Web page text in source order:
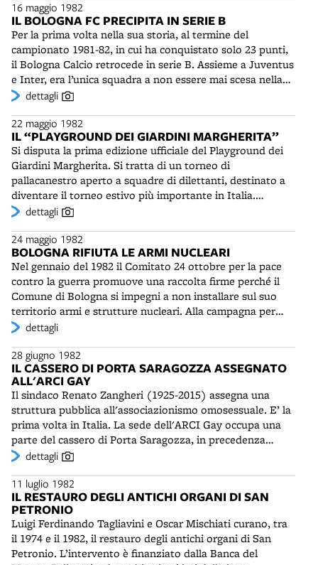
dopo l'approvazione della legge n. 765 del 1964, che
vietava nuovi contratti mezzadrili. Nel 1970 la superficie
a mezzadria era al 13,8%. Nel 1990, con solo l'1%, la
forma di conduzione mezzadrile sarà praticamente
estinta. Per converso, in quell'anno, il 78,6% dei terreni in
Emilia-Romagna saranno nelle mani della proprietà
coltivatrice.
Muti (1941- ) a Giuseppe Sinopoli (1946-2001). Dal 1989
la presidenza dell'Associazione Bologna Festival sarà
tenuta dal notaio Federico Stame (1936- ).
16 maggio 1982
IL BOLOGNA FC PRECIPITA IN SERIE B
Per la prima volta nella sua storia, al termine del
campionato 1981-82, in cui ha conquistato solo 23 punti,
il Bologna Calcio retrocede in serie B. Assieme a Juventus
e Inter, era l’unica squadra a non essere mai scesa nella
serie cadetta. L’unica nota positiva di un’annata
talento, Roberto Mancini, già in goal alla sua quarta
uscita. L’anno seguente Mancini sarà venduto alla
Sampdoria e la squadra scenderà addirittura in serie C1,
con le dimissioni del presidente Frabbetti e nonostante
gli sforzi dell’allenatore Cesarino Cervellati (1930-2018)
ex giocatore rossoblu dal 1948 al 1962.
dettagli
22 maggio 1982
IL “PLAYGROUND DEI GIARDINI MARGHERITA”
Si disputa la prima edizione ufficiale del Playground dei
Giardini Margherita. Si tratta di un torneo di
pallacanestro aperto a squadre di dilettanti, destinato a
diventare il torneo estivo più importante in Italia.
Giocano sedici squadre e in campo vanno cinque
americana. Nel tempo Il torneo dei Giardini ospiterà
giovani promettenti e giocatori professionisti - di serie A,
della Nazionale e persino alcuni campioni d’Oltreoceano,
come il “mitico” Sugar Ray Richardson - fungendo da
notevole strumento promozionale per il basket
bolognese. Bologna è “Basket City” non solo per la Virtus
e la Fortitudo, ma anche per la larga base di giovani
praticanti nei tanti campi delle parrocchie e delle
associazioni sportive di periferia.
dettagli
24 maggio 1982
BOLOGNA RIFIUTA LE ARMI NUCLEARI
Nel gennaio del 1982 il Comitato 24 ottobre per la pace
contro la guerra promuove una raccolta firme perché il
Comune di Bologna si impegni a non installare sul suo
territorio armi e strutture nucleari. Alla campagna per
dichiarare la città “zona denuclearizzata” partecipano il
la chiesa evangelica e le comunità cristiane di base. La
petizione del Comitato auspica che si costruisca in Italia
“un movimento di città contro la guerra, di città che non
vogliono armi nucleari”. Il 24 maggio il Consiglio
comunale approva un ordine del giorno in cui si afferma
la volontà che né a Bologna, né sul territorio nazionale
vengano installati “sistemi d'arma nucleare”. Alla fine del
decennio in Italia ci saranno diverse città e oltre 300
comuni denuclearizzati, 28 dei quali in provincia di
Bologna.
dettagli
28 giugno 1982
IL CASSERO DI PORTA SARAGOZZA ASSEGNATO
ALL'ARCI GAY
Il sindaco Renato Zangheri (1925-2015) assegna una
struttura pubblica all'associazionismo omosessuale. E’ la
prima volta in Italia. La sede dell'ARCI Gay occupa una
parte del cassero di Porta Saragozza, in precedenza
utilizzato da un circolo di ex combattenti, dalla sezione
PSI. La decisione provoca una lunga polemica tra il
Comune e la Curia, che considera Porta Saragozza luogo
consacrato alla Vergine Maria. Il circolo ARCI Gay "Il
Cassero" sarà inaugurato il 19 dicembre 1982 e rimarrà
qui fino al 2002, per poi trasferirsi alla Salara, edificio
restaurato dell'antico porto di Bologna.
dettagli
11 luglio 1982
IL RESTAURO DEGLI ANTICHI ORGANI DI SAN
PETRONIO
Luigi Ferdinando Tagliavini e Oscar Mischiati curano, tra
il 1974 e il 1982, il restauro degli antichi organi di San
Petronio. L’intervento è finanziato dalla Banca del